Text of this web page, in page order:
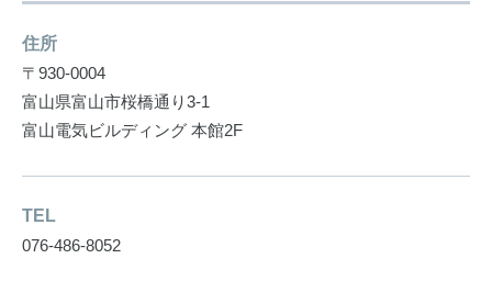
住所
〒930-0004
富山県富山市桜橋通り3-1
富山電気ビルディング 本館2F
TEL
076-486-8052